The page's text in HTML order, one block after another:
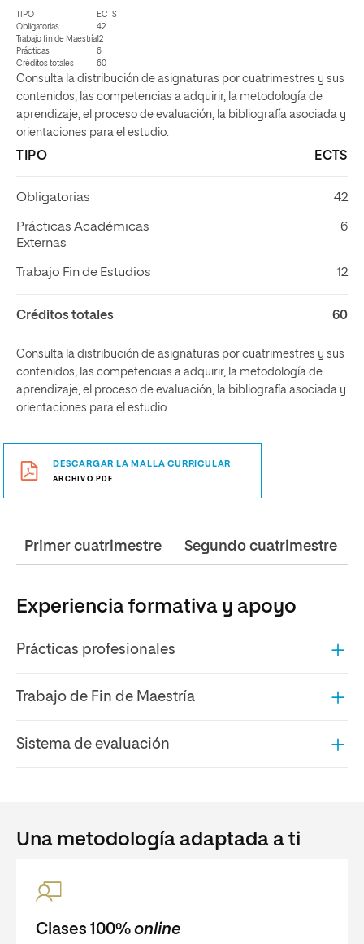
TIPO
ECTS
Obligatorias
42
Trabajo fin de Maestría12
Prácticas
6
Créditos totales
60
Consulta la distribución de asignaturas por cuatrimestres y sus
contenidos, las competencias a adquirir, la metodología de
aprendizaje, el proceso de evaluación, la bibliografía asociada y
orientaciones para el estudio.
TIPO ECTS
Obligatorias 42
Prácticas Académicas
Externas
6
Trabajo Fin de Estudios 12
Créditos totales 60
Consulta la distribución de asignaturas por cuatrimestres y sus
contenidos, las competencias a adquirir, la metodología de
aprendizaje, el proceso de evaluación, la bibliografía asociada y
orientaciones para el estudio.
DESCARGAR LA MALLA CURRICULAR
ARCHIVO.PDF
Primer cuatrimestre Segundo cuatrimestre
Experiencia formativa y apoyo
Prácticas profesionales
Trabajo de Fin de Maestría
Sistema de evaluación
Una metodología adaptada a ti
Clases 100% online